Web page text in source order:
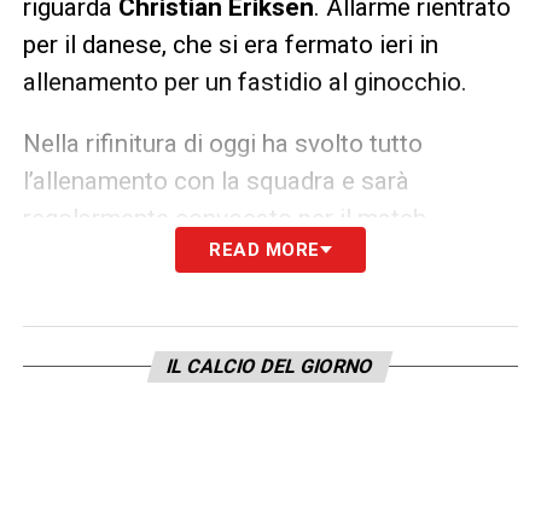
riguarda Christian Eriksen. Allarme rientrato
per il danese, che si era fermato ieri in
allenamento per un fastidio al ginocchio.
Nella rifinitura di oggi ha svolto tutto
l’allenamento con la squadra e sarà
regolarmente convocato per il match
Resta comunque aperto il
LA PLAYLIST DELLE NOSTRE TOP NEWS
READ MORE
IL CALCIO DEL GIORNO